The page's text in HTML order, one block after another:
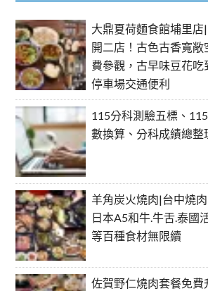
大鼎夏荷麵食館埔里
開二店！古色古香寬
費參觀，古早味豆花吃
停車場交通便利
115分科測驗五標、
數換算、分科成績總整
羊角炭火燒肉|台中燒
日本A5和牛.牛舌.泰國
等百種食材無限續
佐賀野仁燒肉套餐免